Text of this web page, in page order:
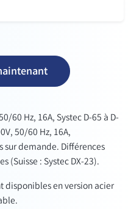
60 Hz, 16A, Systec D-65 à D-
50/60 Hz, 16A,
sur demande. Différences
(Suisse : Systec DX-23).
disponibles en version acier